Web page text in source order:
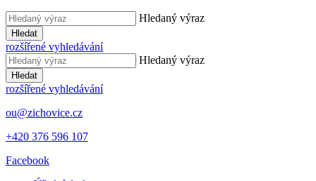
Hledaný výraz
Hledat
rozšířené vyhledávání
Hledaný výraz
Hledat
rozšířené vyhledávání
ou@zichovice.cz
+420 ​​376 596 107
Facebook